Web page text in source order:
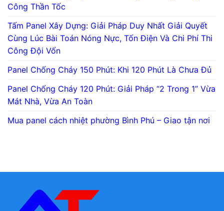
Công Thần Tốc
Tấm Panel Xây Dựng: Giải Pháp Duy Nhất Giải Quyết
Cùng Lúc Bài Toán Nóng Nực, Tốn Điện Và Chi Phí Thi
Công Đội Vốn
Panel Chống Cháy 150 Phút: Khi 120 Phút Là Chưa Đủ
Panel Chống Cháy 120 Phút: Giải Pháp “2 Trong 1” Vừa
Mát Nhà, Vừa An Toàn
Mua panel cách nhiệt phường Bình Phú – Giao tận nơi